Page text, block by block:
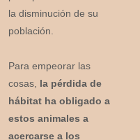
la disminución de su
población.
Para empeorar las
cosas, la pérdida de
hábitat ha obligado a
estos animales a
acercarse a los